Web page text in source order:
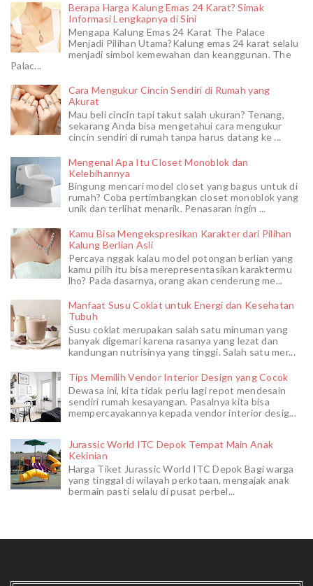
Berapa Harga Kalung Emas 24 Karat? Simak
Informasi Lengkapnya di Sini
Mengapa Kalung Emas 24 Karat The Palace
Menjadi Pilihan Utama?Kalung emas 24 karat selalu
menjadi simbol kemewahan dan keanggunan. The
Palac...
Cara Mengukur Cincin Sendiri di Rumah yang
Akurat
Mau beli cincin tapi takut salah ukuran? Tenang,
sekarang Anda bisa mengetahui cara mengukur
cincin sendiri di rumah tanpa harus datang ke ...
Mengenal Apa Itu Closet Monoblok dan
Kelebihannya
Bingung mencari model closet yang bagus untuk di
rumah? Coba pertimbangkan closet monoblok yang
unik dan terlihat menarik. Penasaran ingin ...
Kamu Bisa Mengekspresikan Karakter dari Pilihan
Kalung Berlian Asli
Percaya nggak kalau model potongan berlian yang
kamu pilih itu bisa merepresentasikan karaktermu
lho? Pada dasarnya, orang akan cenderung me...
Manfaat Susu Coklat untuk Energi dan Kesehatan
Tubuh
Susu coklat merupakan salah satu minuman yang
banyak digemari karena rasanya yang lezat dan
kandungan nutrisinya yang tinggi. Salah satu mer...
Tips Memilih Vendor Interior Design yang Cocok
Dewasa ini, kita tidak perlu lagi repot mendesain
sendiri rumah kesayangan. Pasalnya kita bisa
mempercayakannya kepada vendor interior desig...
Jurassic World ITC Depok Tempat Main Anak
Kekinian
Harga Tiket Jurassic World ITC Depok Bagi warga
yang tinggal di wilayah perkotaan, mengajak anak
bermain pasti selalu di pusat perbel...